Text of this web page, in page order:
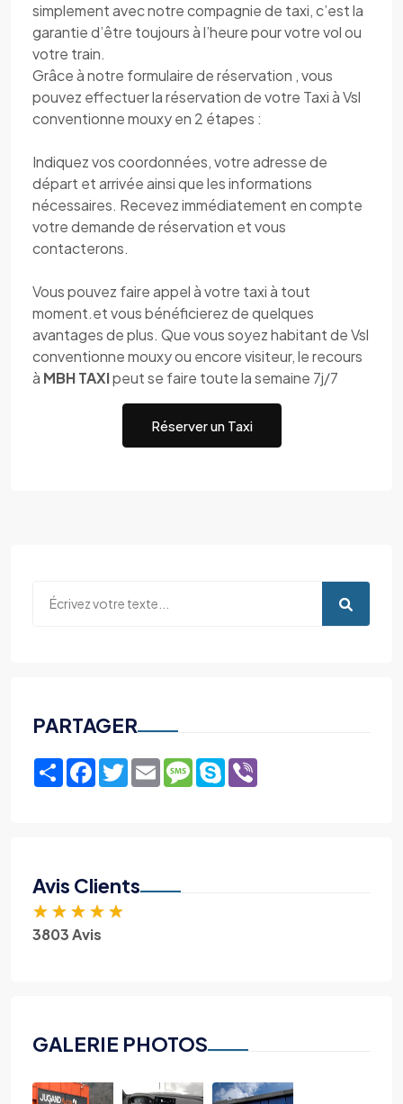
simplement avec notre compagnie de taxi, c’est la
garantie d’être toujours à l’heure pour votre vol ou
votre train.
Grâce à notre formulaire de réservation , vous
pouvez effectuer la réservation de votre Taxi à Vsl
conventionne mouxy en 2 étapes :
Indiquez vos coordonnées, votre adresse de
départ et arrivée ainsi que les informations
nécessaires. Recevez immédiatement en compte
votre demande de réservation et vous
contacterons.
Vous pouvez faire appel à votre taxi à tout
moment.et vous bénéficierez de quelques
avantages de plus. Que vous soyez habitant de Vsl
conventionne mouxy ou encore visiteur, le recours
à MBH TAXIpeut se faire toute la semaine 7j/7
Réserver un Taxi
PARTAGER
ShareFacebook
TwitterEmailMessage
Skype
Avis Clients
★ ★ ★ ★ ★
3803 Avis
GALERIE PHOTOS